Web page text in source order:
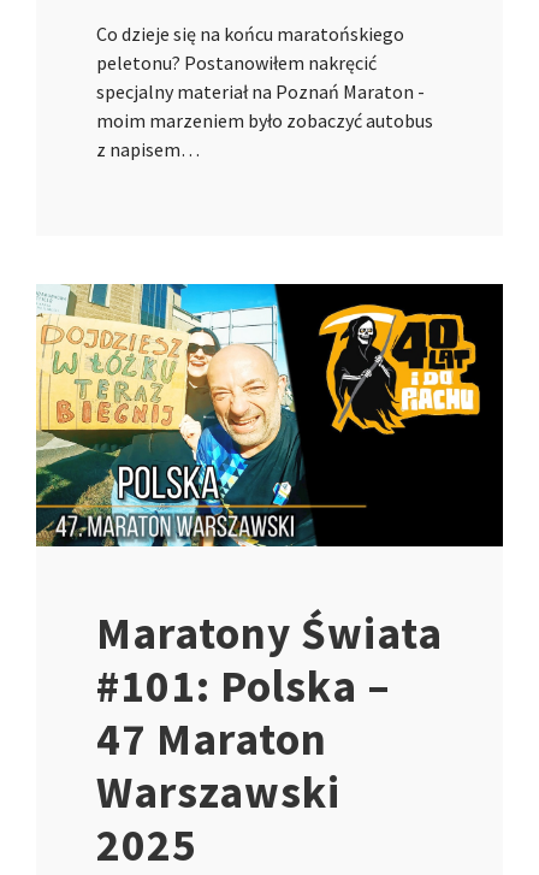
Co dzieje się na końcu maratońskiego
peletonu? Postanowiłem nakręcić
specjalny materiał na Poznań Maraton -
moim marzeniem było zobaczyć autobus
z napisem…
Maratony Świata
#101: Polska –
47 Maraton
Warszawski
2025